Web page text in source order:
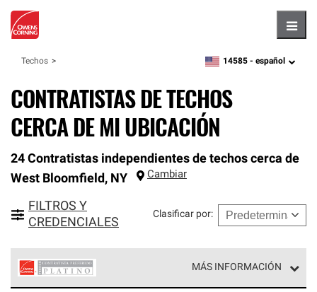
Techos zipcode,language
14585 - español
CONTRATISTAS DE TECHOS
CERCA DE MI UBICACIÓN
24 Contratistas independientes de techos cerca de
West Bloomfield, NY Cambiar
FILTROS Y
CREDENCIALES
Clasificar por:
MÁS INFORMACIÓN